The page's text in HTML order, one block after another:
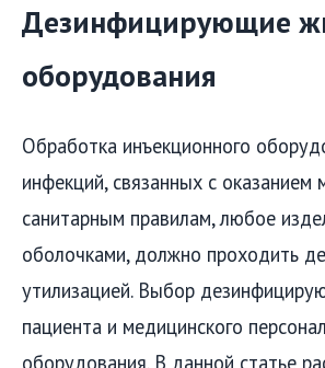
Дезинфицирующие
оборудования
Обработка инъекционного
инфекций, связанных с
санитарным правилам, любое
оболочками, должно проходить
утилизацией. Выбор
пациента и медицинского
оборудования. В данной статье